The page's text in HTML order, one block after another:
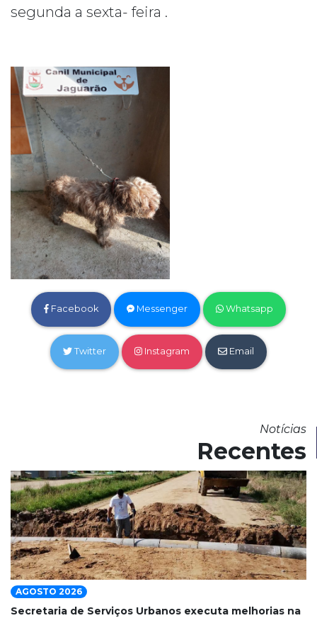
segunda a sexta- feira .
Facebook Messenger Whatsapp
Twitter Instagram Email
Notícias
Recentes
AGOSTO 2026
Secretaria de Serviços Urbanos executa melhorias na